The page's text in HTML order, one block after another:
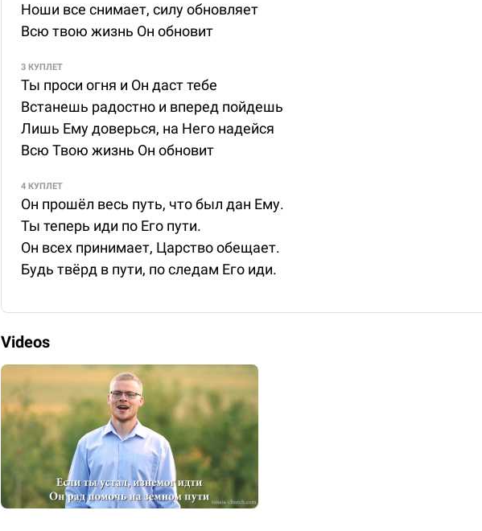
Ноши все снимает, силу обновляет
Всю твою жизнь Он обновит
3 КУПЛЕТ
Ты проси огня и Он даст тебе
Встанешь радостно и вперед пойдешь
Лишь Ему доверься, на Него надейся
Всю Твою жизнь Он обновит
4 КУПЛЕТ
Он прошёл весь путь, что был дан Ему.
Ты теперь иди по Его пути.
Он всех принимает, Царство обещает.
Будь твёрд в пути, по следам Его иди.
Videos